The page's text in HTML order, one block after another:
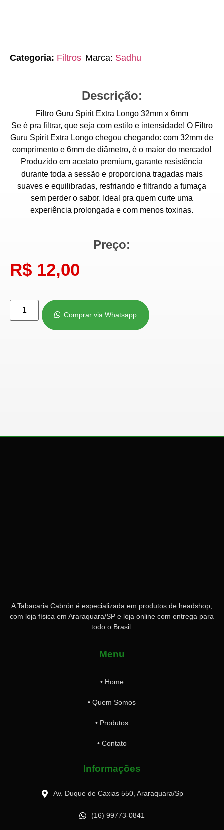
Categoria: Filtros Marca: Sadhu
Descrição:
Filtro Guru Spirit Extra Longo 32mm x 6mm
Se é pra filtrar, que seja com estilo e intensidade! O Filtro
Guru Spirit Extra Longo chegou chegando: com 32mm de
comprimento e 6mm de diâmetro, é o maior do mercado!
Produzido em acetato premium, garante resistência
durante toda a sessão e proporciona tragadas mais
suaves e equilibradas, resfriando e filtrando a fumaça
sem perder o sabor. Ideal pra quem curte uma
experiência prolongada e com menos toxinas.
Preço:
R$ 12,00
Comprar via Whatsapp
A Tabacaria Cabrón é especializada em produtos de headshop,
com loja física em Araraquara/SP e loja online com entrega para
todo o Brasil.
Menu
• Home
• Quem Somos
• Produtos
• Contato
Informações
Av. Duque de Caxias 550, Araraquara/Sp
(16) 99773-0841